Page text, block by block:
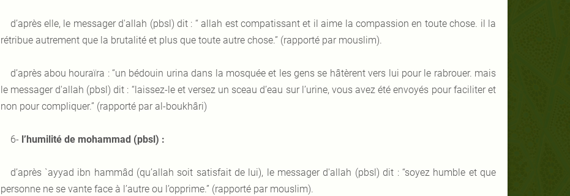
d’après elle, le messager d'allah (pbsl) dit : “ allah est compatissant et il aime la compassion en toute chose. il la
rétribue autrement que la brutalité et plus que toute autre chose.” (rapporté par mouslim).
d’après abou houraïra : “un bédouin urina dans la mosquée et les gens se hâtèrent vers lui pour le rabrouer. mais
le messager d'allah (pbsl) dit : “laissez-le et versez un sceau d’eau sur l’urine, vous avez été envoyés pour faciliter et
non pour compliquer.” (rapporté par al-boukhâri)
6- l’humilité de mohammad (pbsl) :
d’après `ayyad ibn hammâd (qu’allah soit satisfait de lui), le messager d'allah (pbsl) dit : “soyez humble et que
personne ne se vante face à l’autre ou l’opprime.” (rapporté par mouslim).